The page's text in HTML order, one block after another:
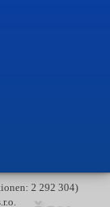
2 292 304)